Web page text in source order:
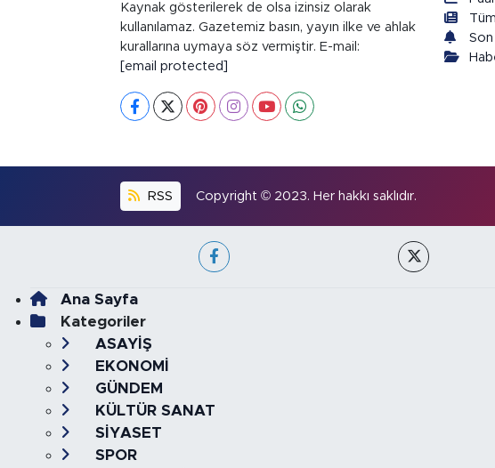
Kaynak gösterilerek de olsa izinsiz olarak
kullanılamaz. Gazetemiz basın, yayın ilke ve ahlak
kurallarına uymaya söz vermiştir. E-mail:
[email protected]
RSS Copyright © 2023. Her hakkı saklıdır.
Ana Sayfa
Kategoriler
ASAYİŞ
EKONOMİ
GÜNDEM
KÜLTÜR SANAT
SİYASET
SPOR